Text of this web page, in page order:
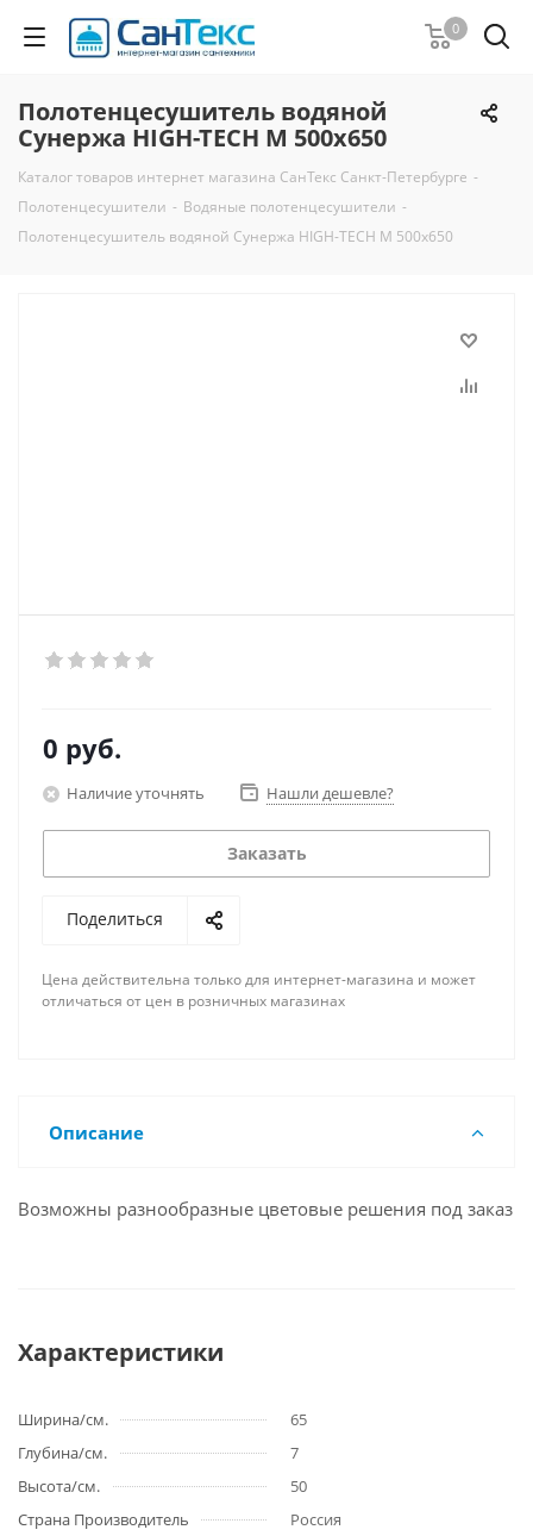
0
Полотенцесушитель водяной
Сунержа HIGH-TECH M 500х650
Каталог товаров интернет магазина СанТекс Санкт-Петербурге -
Полотенцесушители - Водяные полотенцесушители -
Полотенцесушитель водяной Сунержа HIGH-TECH M 500х650
0 руб.
Наличие уточнять Нашли дешевле?
Заказать
Поделиться
Цена действительна только для интернет-магазина и может
отличаться от цен в розничных магазинах
Описание
Возможны разнообразные цветовые решения под заказ
Характеристики
Ширина/см.
65
Глубина/см.
7
Высота/см.
50
Страна Производитель
Россия